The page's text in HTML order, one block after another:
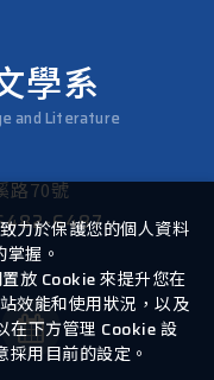
學系
and Literature
路70號
6487
力於保護您的個人資料
握。
放 Cookie 來提升您在
效能和使用狀況，以及
在下方管理 Cookie 設
用目前的設定。